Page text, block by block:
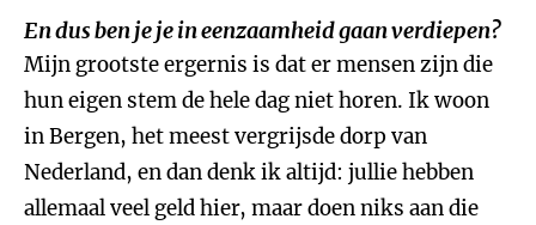
En dus ben je je in eenzaamheid gaan verdiepen?
Mijn grootste ergernis is dat er mensen zijn die
hun eigen stem de hele dag niet horen. Ik woon
in Bergen, het meest vergrijsde dorp van
Nederland, en dan denk ik altijd: jullie hebben
allemaal veel geld hier, maar doen niks aan die